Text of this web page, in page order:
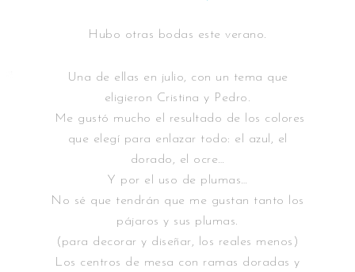
Hubo otras bodas este verano.
Una de ellas en julio, con un tema que
eligieron Cristina y Pedro.
Me gustó mucho el resultado de los colores
que elegí para enlazar todo: el azul, el
dorado, el ocre…
Y por el uso de plumas…
No sé que tendrán que me gustan tanto los
pájaros y sus plumas.
(para decorar y diseñar, los reales menos)
Los centros de mesa con ramas doradas y